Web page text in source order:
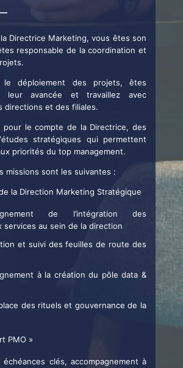
Directrice Marketing, vous êtes son
responsable de la coordination et
le déploiement des projets, êtes
leur avancée et travaillez avec
directions et des filiales.
pour le compte de la Directrice, des
stratégiques qui permettent
priorités du top management.
missions sont les suivantes :
la Direction Marketing Stratégique
de l’intégration des
services au sein de la direction
et suivi des feuilles de route des
à la création du pôle data &
des rituels et gouvernance de la
PMO »
échéances clés, accompagnement à